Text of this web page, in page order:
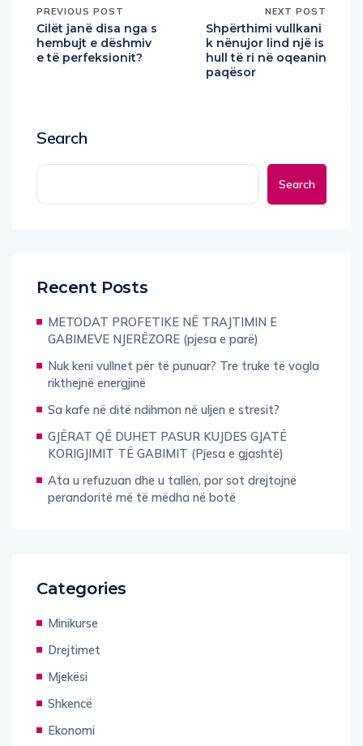
PREVIOUS POST
Cilët janë disa nga s
hembujt e dëshmiv
e të perfeksionit?
NEXT POST
Shpërthimi vullkani
k nënujor lind një is
hull të ri në oqeanin
paqësor
Search
Search
Recent Posts
METODAT PROFETIKE NË TRAJTIMIN E
GABIMEVE NJERËZORE (pjesa e parë)
Nuk keni vullnet për të punuar? Tre truke të vogla
rikthejnë energjinë
Sa kafe në ditë ndihmon në uljen e stresit?
GJËRAT QË DUHET PASUR KUJDES GJATË
KORIGJIMIT TË GABIMIT (Pjesa e gjashtë)
Ata u refuzuan dhe u tallën, por sot drejtojnë
perandoritë më të mëdha në botë
Categories
Minikurse
Drejtimet
Mjekësi
Shkencë
Ekonomi